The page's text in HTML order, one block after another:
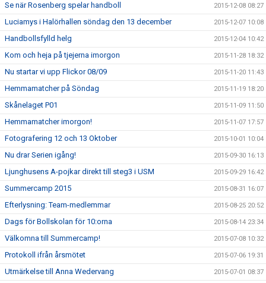
Se när Rosenberg spelar handboll 2015-12-08 08:27
Luciamys i Halörhallen söndag den 13 december 2015-12-07 10:08
Handbollsfylld helg 2015-12-04 10:42
Kom och heja på tjejerna imorgon 2015-11-28 18:32
Nu startar vi upp Flickor 08/09 2015-11-20 11:43
Hemmamatcher på Söndag 2015-11-19 18:20
Skånelaget P01 2015-11-09 11:50
Hemmamatcher imorgon! 2015-11-07 17:57
Fotografering 12 och 13 Oktober 2015-10-01 10:04
Nu drar Serien igång! 2015-09-30 16:13
Ljunghusens A-pojkar direkt till steg3 i USM 2015-09-29 16:42
Summercamp 2015 2015-08-31 16:07
Efterlysning: Team-medlemmar 2015-08-25 20:52
Dags för Bollskolan för 10:orna 2015-08-14 23:34
Välkomna till Summercamp! 2015-07-08 10:32
Protokoll ifrån årsmötet 2015-07-06 19:31
Utmärkelse till Anna Wedervang 2015-07-01 08:37